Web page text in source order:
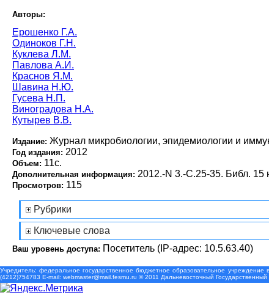
Авторы:
Ерошенко Г.А.
Одиноков Г.Н.
Куклева Л.М.
Павлова А.И.
Краснов Я.М.
Шавина Н.Ю.
Гусева Н.П.
Виноградова Н.А.
Кутырев В.В.
Издание: Журнал микробиологии, эпидемиологии и
Год издания: 2012
Объем: 11с.
Дополнительная информация: 2012.-N 3.-С.25-35. Библ. 15
Просмотров: 115
Рубрики
Ключевые слова
Ваш уровень доступа: Посетитель (IP-адрес: 10.5.63.40)
Учредитель: федеральное государственное бюджетное образовательное
(4212)754783 Е-mail: webmaster@mail.fesmu.ru © 2011 Дальневосточный